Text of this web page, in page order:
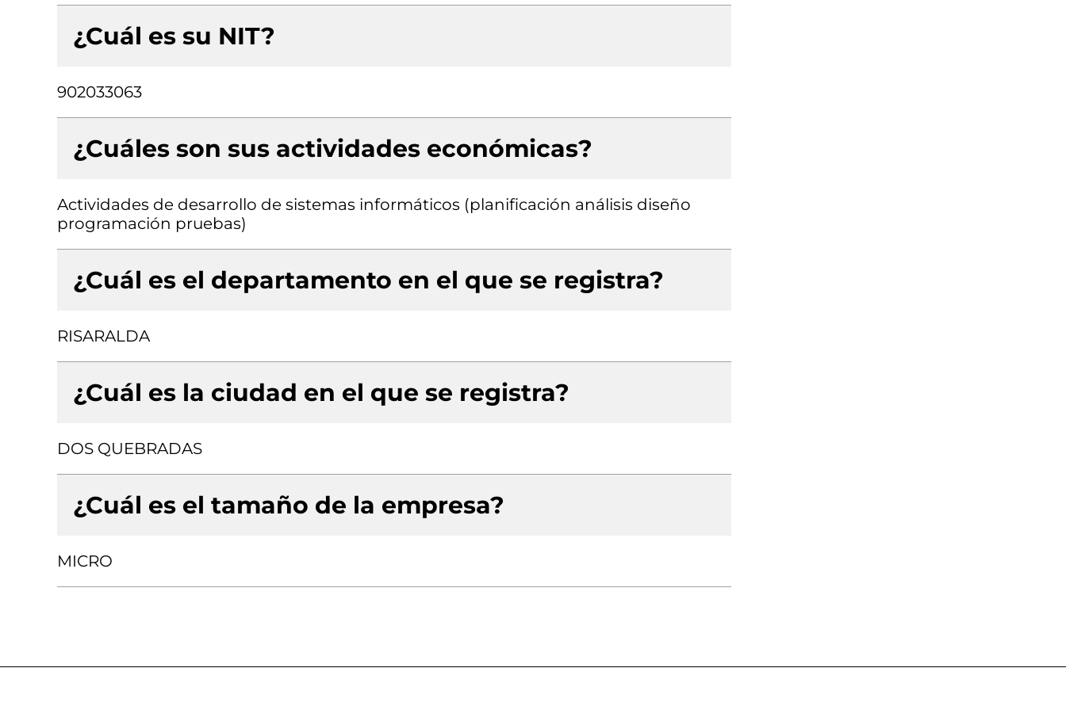
¿Cuál es su NIT?
902033063
¿Cuáles son sus actividades económicas?
Actividades de desarrollo de sistemas informáticos (planificación análisis diseño
programación pruebas)
¿Cuál es el departamento en el que se registra?
RISARALDA
¿Cuál es la ciudad en el que se registra?
DOS QUEBRADAS
¿Cuál es el tamaño de la empresa?
MICRO